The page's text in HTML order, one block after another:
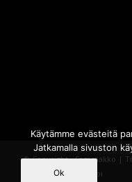
© Copyright - Sammakko |
Powered by
iQWebbi
Käytämme evästeitä
Jatkamalla sivuston
Ok